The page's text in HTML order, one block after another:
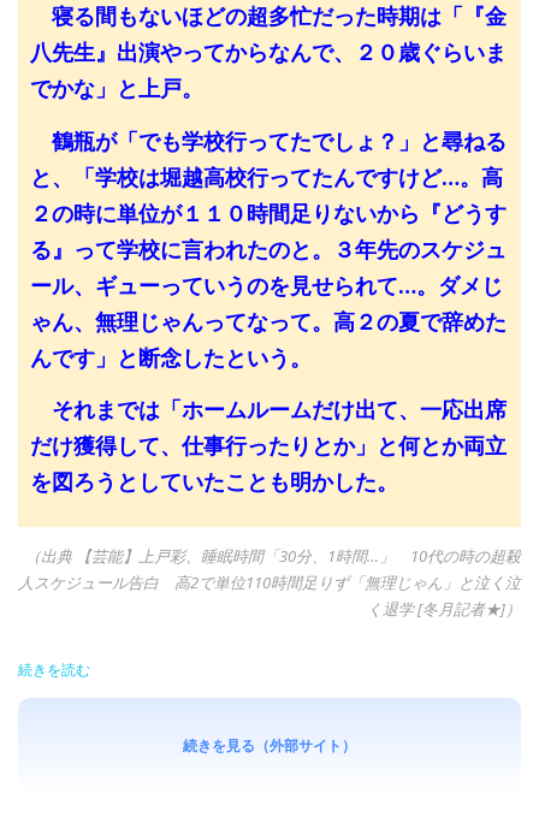
寝る間もないほどの超多忙だった時期は「『金
八先生』出演やってからなんで、２０歳ぐらいま
でかな」と上戸。
鶴瓶が「でも学校行ってたでしょ？」と尋ねる
と、「学校は堀越高校行ってたんですけど…。高
２の時に単位が１１０時間足りないから『どうす
る』って学校に言われたのと。３年先のスケジュ
ール、ギューっていうのを見せられて…。ダメじ
ゃん、無理じゃんってなって。高２の夏で辞めた
んです」と断念したという。
それまでは「ホームルームだけ出て、一応出席
だけ獲得して、仕事行ったりとか」と何とか両立
を図ろうとしていたことも明かした。
（出典 【芸能】上戸彩、睡眠時間「30分、1時間…」 10代の時の超殺
人スケジュール告白 高2で単位110時間足りず「無理じゃん」と泣く泣
く退学 [冬月記者★]）
続きを読む
続きを見る（外部サイト）